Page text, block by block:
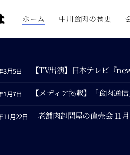
ホーム 中川食肉の歴史
3月5日 【TV出演】日本テレビ『
1月7日 【メディア掲載】「食肉通
11月22日 老舗肉卸問屋の直売会 11